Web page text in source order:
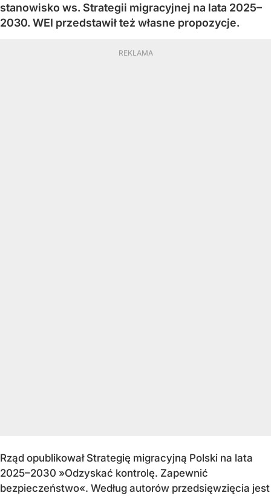
stanowisko ws. Strategii migracyjnej na lata 2025–
2030. WEI przedstawił też własne propozycje.
Rząd opublikował Strategię migracyjną Polski na lata
2025–2030 »Odzyskać kontrolę. Zapewnić
bezpieczeństwo«. Według autorów przedsięwzięcia jest